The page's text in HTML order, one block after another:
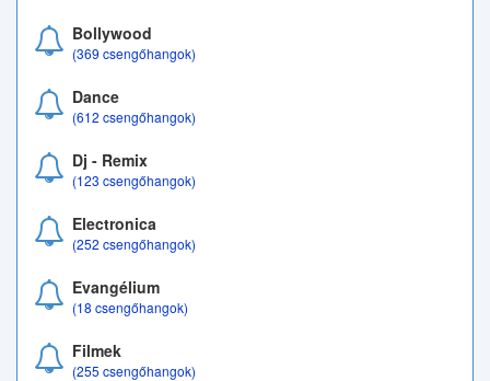
Bollywood
(369 csengőhangok)
Dance
(612 csengőhangok)
Dj - Remix
(123 csengőhangok)
Electronica
(252 csengőhangok)
Evangélium
(18 csengőhangok)
Filmek
(255 csengőhangok)